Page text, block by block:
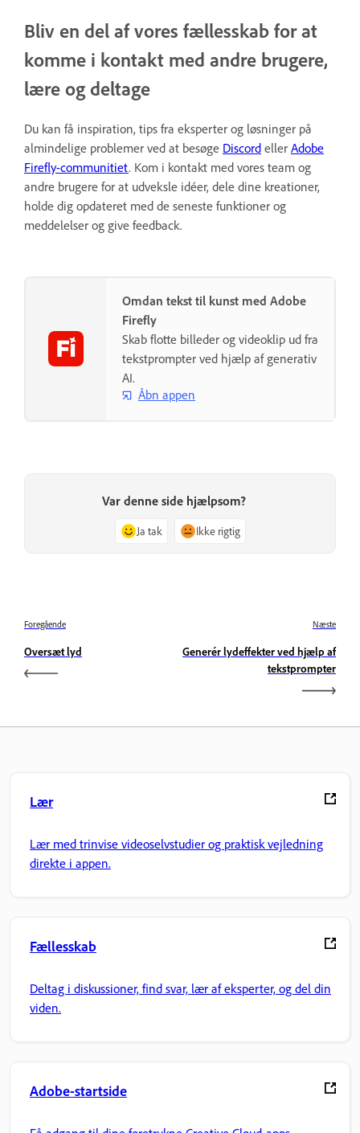
Bliv en del af vores fællesskab for at
komme i kontakt med andre brugere,
lære og deltage
Du kan få inspiration, tips fra eksperter og løsninger på
almindelige problemer ved at besøge Discord eller Adobe
Firefly-communitiet. Kom i kontakt med vores team og
andre brugere for at udveksle idéer, dele dine kreationer,
holde dig opdateret med de seneste funktioner og
meddelelser og give feedback.
Omdan tekst til kunst med Adobe
Firefly
Skab flotte billeder og videoklip ud fra
tekstprompter ved hjælp af generativ
AI.
Åbn appen
Var denne side hjælpsom?
Ja tak Ikke rigtig
Foregående
Oversæt lyd
Næste
Generér lydeffekter ved hjælp af
tekstprompter
Lær
Lær med trinvise videoselvstudier og praktisk vejledning
direkte i appen.
Fællesskab
Deltag i diskussioner, find svar, lær af eksperter, og del din
viden.
Adobe-startside